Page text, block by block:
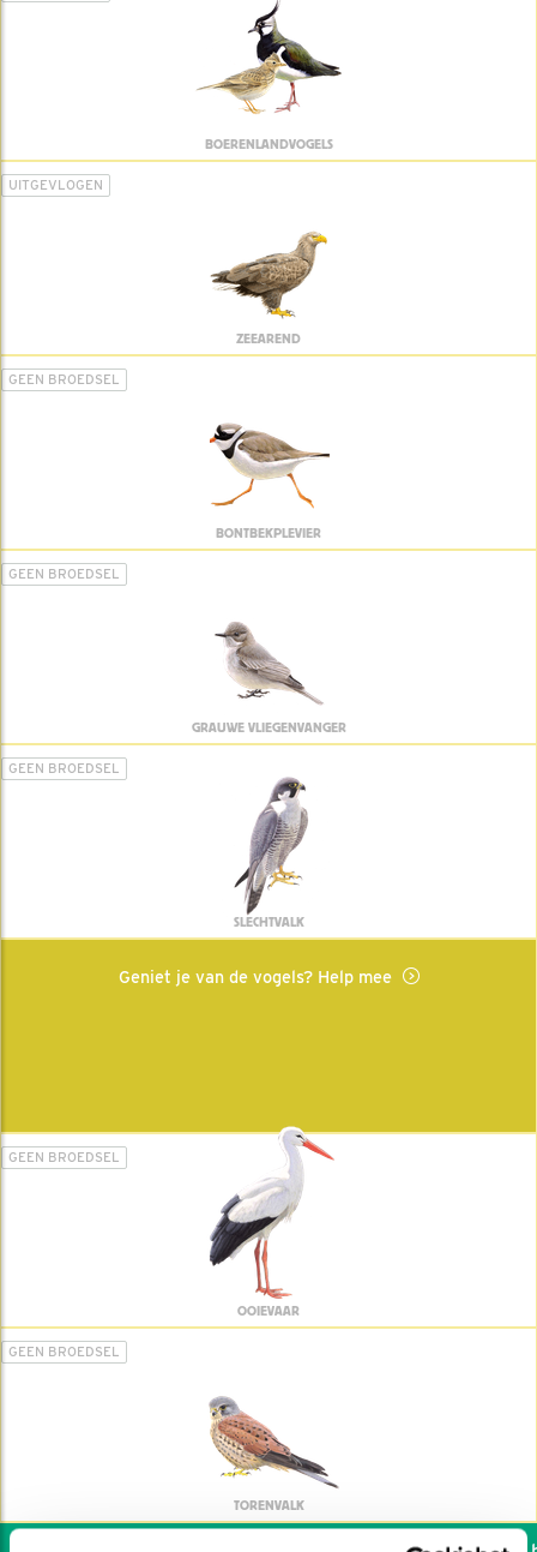
BOERENLANDVOGELS
UITGEVLOGEN
ZEEAREND
GEEN BROEDSEL
BONTBEKPLEVIER
GEEN BROEDSEL
GRAUWE VLIEGENVANGER
GEEN BROEDSEL
SLECHTVALK
Geniet je van de vogels? Help mee
GEEN BROEDSEL
OOIEVAAR
GEEN BROEDSEL
TORENVALK